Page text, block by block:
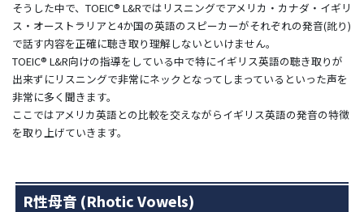
そうした中で、TOEIC® L&Rではリスニングでアメリカ・カナダ・イギリ
ス・オーストラリアと4か国の英語のスピーカーがそれぞれの発音(訛り)
で話す内容を正確に聴き取り理解しないといけません。
TOEIC® L&R向けの指導をしている中で特にイギリス英語の聴き取りが
出来ずにリスニングで非常にネックとなってしまっているといった声を
非常に多く聞きます。
ここではアメリカ英語との比較を交えながらイギリス英語の発音の特徴
を取り上げていきます。
R性母音 (Rhotic Vowels)